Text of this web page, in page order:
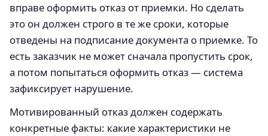
вправе оформить отказ от приемки. Но сделать
это он должен строго в те же сроки, которые
отведены на подписание документа о приемке. То
есть заказчик не может сначала пропустить срок,
а потом попытаться оформить отказ — система
зафиксирует нарушение.
Мотивированный отказ должен содержать
конкретные факты: какие характеристики не